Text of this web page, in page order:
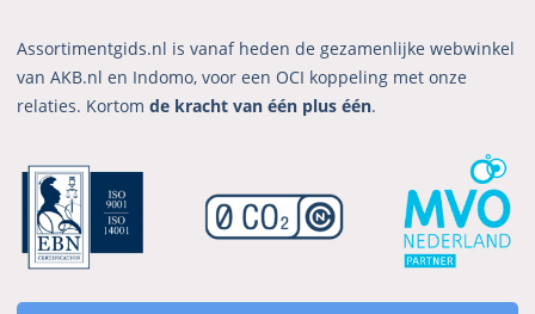
Assortimentgids.nl is vanaf heden de gezamenlijke webwinkel
van AKB.nl en Indomo, voor een OCI koppeling met onze
relaties. Kortomde kracht van één plus één.